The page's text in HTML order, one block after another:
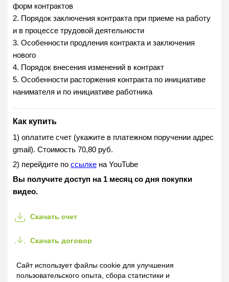
Сайт использует файлы cookie для улучшения
пользовательского опыта, сбора статистики и
форм контрактов
2. Порядок заключения контракта при приеме на работу
и в процессе трудовой деятельности
3. Особенности продления контракта и заключения
нового
4. Порядок внесения изменений в контракт
5. Особенности расторжения контракта по инициативе
нанимателя и по инициативе работника
Как купить
1) оплатите счет (укажите в платежном поручении адрес
gmail). Стоимость 70,80 руб.
2) перейдите по ссылке на YouTube
Вы получите доступ на 1 месяц со дня покупки
видео.
Скачать счет
Скачать договор
Назначение платежа (для копирования):
Оказание информационной услуги в форме